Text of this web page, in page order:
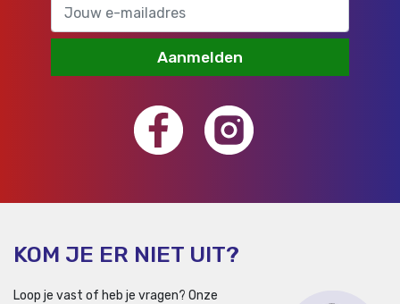
Aanmelden
KOM JE ER NIET UIT?
Loop je vast of heb je vragen? Onze